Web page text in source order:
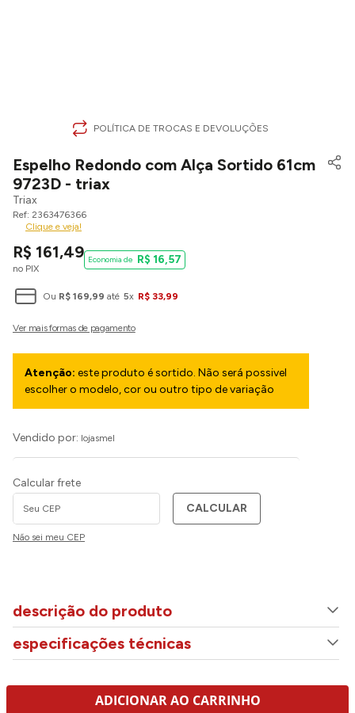
POLÍTICA DE TROCAS E DEVOLUÇÕES
Espelho Redondo com Alça Sortido 61cm
9723D - triax
Triax
2363476366
Clique e veja!
R$ 161,49
no PIX
R$ 16,57
Ou R$ 169,99 até 5x R$ 33,99
Atenção: este produto é sortido. Não será possivel
escolher o modelo, cor ou outro tipo de variação
Vendido por: lojasmel
Calcular frete
CALCULAR
Não sei meu CEP
descrição do produto
especificações técnicas
ADICIONAR AO CARRINHO